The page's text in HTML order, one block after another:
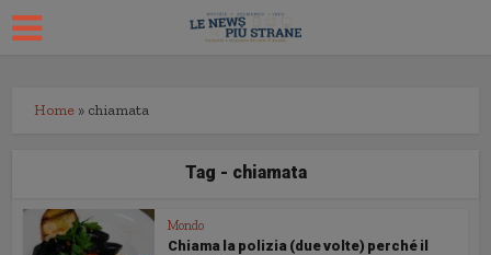
Home » chiamata
Tag - chiamata
Mondo
Chiama la polizia (due volte) perché il